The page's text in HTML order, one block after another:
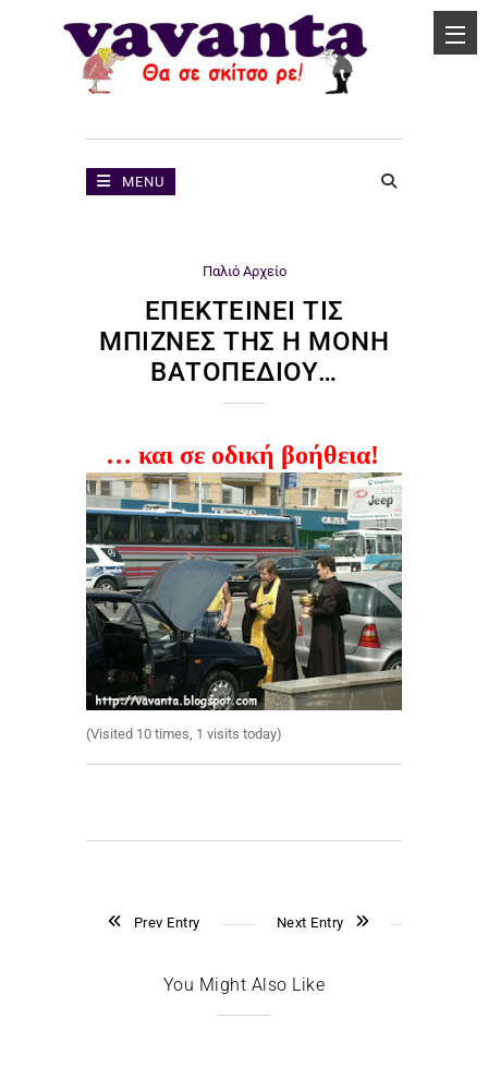
MENU
Παλιό Αρχείο
ΕΠΕΚΤΕΊΝΕΙ ΤΙΣ
ΜΠΊΖΝΕΣ ΤΗΣ Η ΜΟΝΉ
ΒΑΤΟΠΕΔΊΟΥ…
… και σε οδική βοήθεια!
(Visited 10 times, 1 visits today)
Prev Entry Next Entry
You Might Also Like